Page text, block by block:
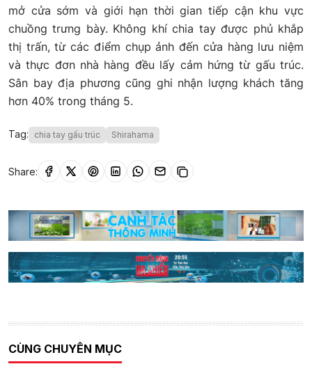
mở cửa sớm và giới hạn thời gian tiếp cận khu vực
chuồng trưng bày. Không khí chia tay được phủ khắp
thị trấn, từ các điểm chụp ảnh đến cửa hàng lưu niệm
và thực đơn nhà hàng đều lấy cảm hứng từ gấu trúc.
Sân bay địa phương cũng ghi nhận lượng khách tăng
hơn 40% trong tháng 5.
Tag: chia tay gấu trúc Shirahama
Share:
CÙNG CHUYÊN MỤC